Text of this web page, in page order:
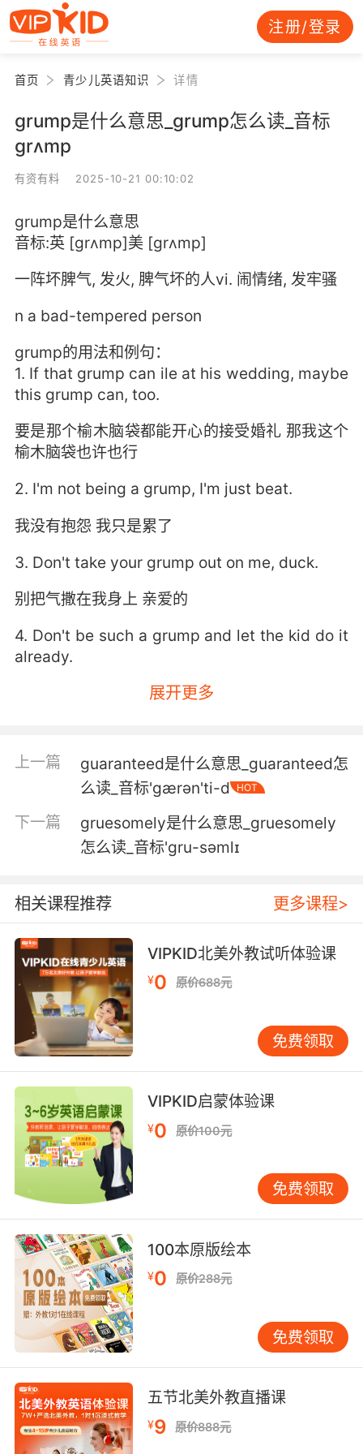
注册/登录
首页 青少儿英语知识 详情
grump是什么意思_grump怎么读_音标
grʌmp
有资有料 2025-10-21 00:10:02
grump是什么意思
音标:英 [grʌmp]美 [ɡrʌmp]
一阵坏脾气, 发火, 脾气坏的人vi. 闹情绪, 发牢骚
n a bad-tempered person
grump的用法和例句：
1. If that grump can ile at his wedding, maybe
this grump can, too.
要是那个榆木脑袋都能开心的接受婚礼 那我这个
榆木脑袋也许也行
2. I'm not being a grump, I'm just beat.
我没有抱怨 我只是累了
3. Don't take your grump out on me, duck.
别把气撒在我身上 亲爱的
4. Don't be such a grump and let the kid do it
already.
别发牢骚了 让这孩子放手做吧
your whole staff.
你就是個壞脾氣 連你的員工都被你帶壞了
6. grump all you want, but this is gonna work.
随你怎么说 但这肯定没问题的
7. It's my joyless grump of a dad who has no
sense of humor.
在我毫无幽默感的暴脾气老爸
8. She sees the best in everybody, even a
grump like me.
她能看到所有人的優點 哪怕像我這種臭脾氣
9. It sounded like grump, he said chump
champ.
听起来像是暴躁 其实是说笨蛋 冠军
展开更多
上一篇
guaranteed是什么意思_guaranteed怎
么读_音标'gærən'ti-d
HOT
下一篇
gruesomely是什么意思_gruesomely
怎么读_音标'ɡru-səmlɪ
相关课程推荐 更多课程>
VIPKID北美外教试听体验课
¥0 原价688元
免费领取
VIPKID启蒙体验课
¥0 原价100元
免费领取
100本原版绘本
¥0 原价288元
免费领取
五节北美外教直播课
¥9 原价888元